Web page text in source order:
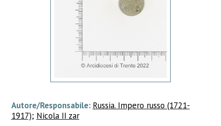
Autore/Responsabile: Russia. Impero russo (1721-
1917); Nicola II zar